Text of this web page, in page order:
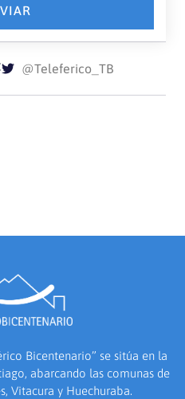
@Teleferico_TB
Bicentenario” se sitúa en la
abarcando las comunas de
Vitacura y Huechuraba.